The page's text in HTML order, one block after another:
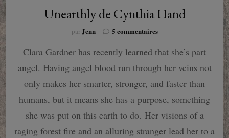
Unearthly de Cynthia Hand
parJenn 5 commentairessur
de
Hand
Clara Gardner has recently learned that she’s part
angel. Having angel blood run through her veins not
only makes her smarter, stronger, and faster than
humans, but it means she has a purpose, something
she was put on this earth to do. Her visions of a
raging forest fire and an alluring stranger lead her to a